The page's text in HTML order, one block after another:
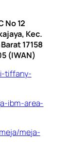
No 12
Kec.
17158
(IWAN)
tiffany-
ibm-area-
meja-